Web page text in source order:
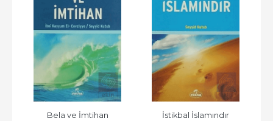
Bela ve İmtihan
İstikbal İslamındır